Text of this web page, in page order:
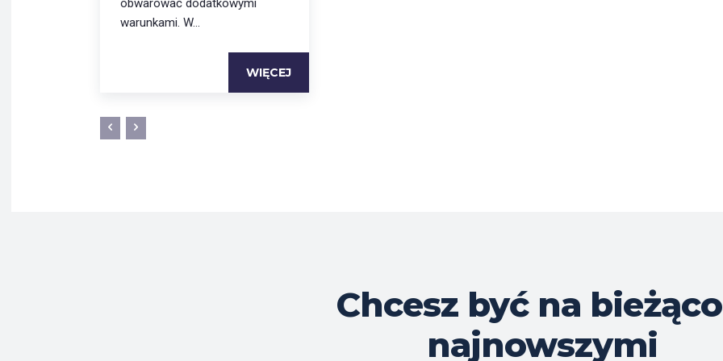
warunkami. W...
WIĘCEJ
Chcesz być na
najnowszymi